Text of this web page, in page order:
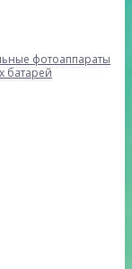
фотоаппараты
батарей